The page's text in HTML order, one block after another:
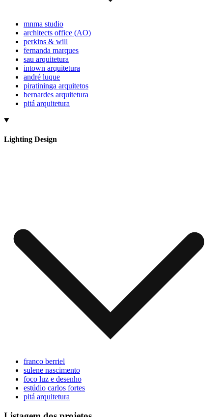
mnma studio
architects office (AO)
perkins & will
fernanda marques
sau arquitetura
intown arquitetura
andré luque
piratininga arquitetos
bernardes arquitetura
pitá arquitetura
Lighting Design
franco berriel
sulene nascimento
foco luz e desenho
estúdio carlos fortes
pitá arquitetura